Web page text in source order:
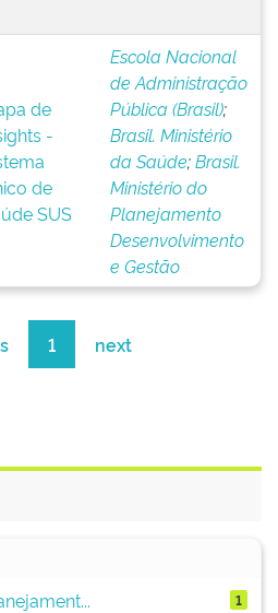
de
-
de
SUS
Escola Nacional
de Administração
Pública (Brasil);
Brasil. Ministério
da Saúde;Brasil.
Ministério do
Planejamento
Desenvolvimento
e Gestão
1 next
1